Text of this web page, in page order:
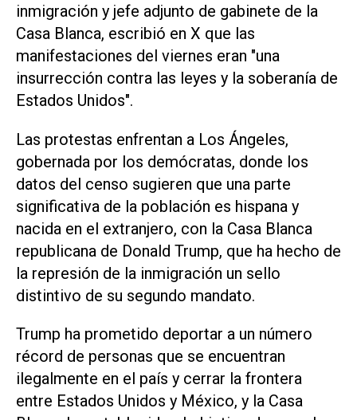
inmigración y jefe adjunto de gabinete de la
Casa Blanca, escribió en X que las
manifestaciones del viernes eran "una
insurrección contra las leyes y la soberanía de
Estados Unidos".
Las protestas enfrentan a Los Ángeles,
gobernada por los demócratas, donde los
datos del censo sugieren que una parte
significativa de la población es hispana y
nacida en el extranjero, con la Casa Blanca
republicana de Donald Trump, que ha hecho de
la represión de la inmigración un sello
distintivo de su segundo mandato.
Trump ha prometido deportar a un número
récord de personas que se encuentran
ilegalmente en el país y cerrar la frontera
entre Estados Unidos y México, y la Casa